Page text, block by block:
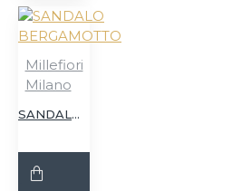
Millefiori
Milano
SANDALO BERGAMOTTO